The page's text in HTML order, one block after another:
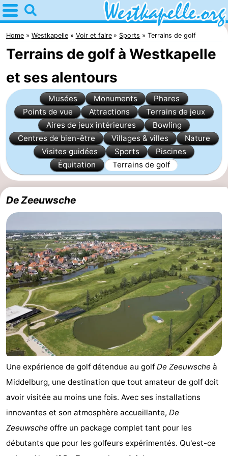
Home
Westkapelle
Astuces
Avec
les
Passer
nuit
Appartements
Duinweg
Résidence
Wijngaerde
Campings
Chaumières
-
Buitenhof
Domburg
-
De
Boomgaard
-
De
Zandput
-
Hof
Domburg
-
Joossesweg
-
Résidence
Wijngaerde
Hôtels
Last
minutes
Plages
Voir
Home Westkapelle Voir et faire Sports Terrains de golf
Terrains de golf à Westkapelle
et ses alentours
Musées Monuments
Phares
Points de vue
Attractions
Terrains de jeux
Aires de jeux intérieures
Bowling
Centres de bien-être
Villages & villes
Nature
Visites guidées
Sports
Piscines
Équitation
Terrains de golf
De Zeeuwsche
Une expérience de golf détendue au golf De Zeeuwsche à
Middelburg, une destination que tout amateur de golf doit
avoir visitée au moins une fois. Avec ses installations
innovantes et son atmosphère accueillante, De
Zeeuwsche offre un package complet tant pour les
débutants que pour les golfeurs expérimentés. Qu'est-ce